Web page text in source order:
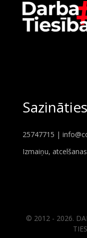
Sazināties
25747715 |
Izmaiņu,
© 2012 - 2026.